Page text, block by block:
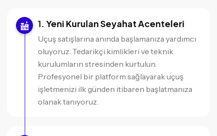
Yeni Kurulan Seyahat Acenteleri
Uçuş satışlarına anında başlamanıza yardımcı
oluyoruz. Tedarikçi kimlikleri ve teknik
kurulumların stresinden kurtulun.
Profesyonel bir platform sağlayarak uçuş
işletmenizi ilk günden itibaren başlatmanıza
olanak tanıyoruz.